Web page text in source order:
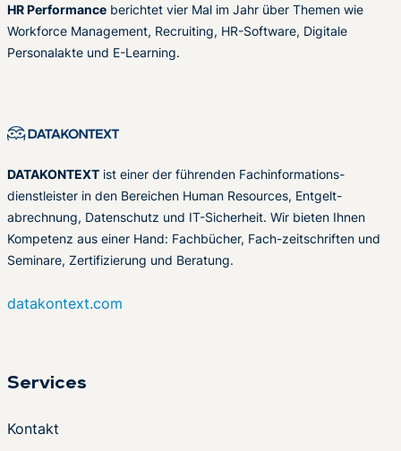
HR Performance berichtet vier Mal im Jahr über Themen wie
Workforce Management, Recruiting, HR-Software, Digitale
Personalakte und E-Learning.
DATAKONTEXT ist einer der führenden Fachinformations-
dienstleister in den Bereichen Human Resources, Entgelt-
abrechnung, Datenschutz und IT-Sicherheit. Wir bieten Ihnen
Kompetenz aus einer Hand: Fachbücher, Fach-zeitschriften und
Seminare, Zertifizierung und Beratung.
datakontext.com
Services
Kontakt